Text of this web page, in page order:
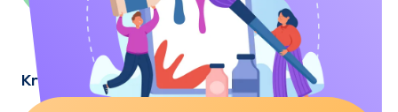
Kreationsressourcer